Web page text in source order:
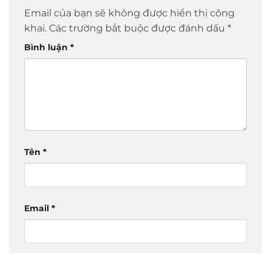
Email của bạn sẽ không được hiển thị công
khai. Các trường bắt buộc được đánh dấu *
Bình luận *
Tên *
Email *